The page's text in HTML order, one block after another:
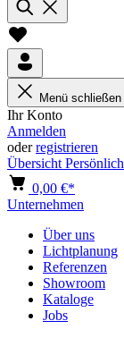
Menü schließen
Ihr Konto
Anmelden
oderregistrieren
Übersicht
0,00 €*
Unternehmen
Über uns
Lichtplanung
Referenzen
Showroom
Kataloge
Jobs